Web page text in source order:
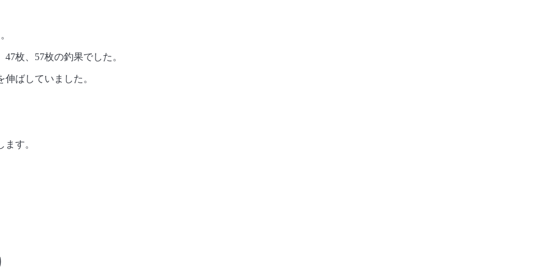
枚、57枚の釣果でした。
ばしていました。
す。